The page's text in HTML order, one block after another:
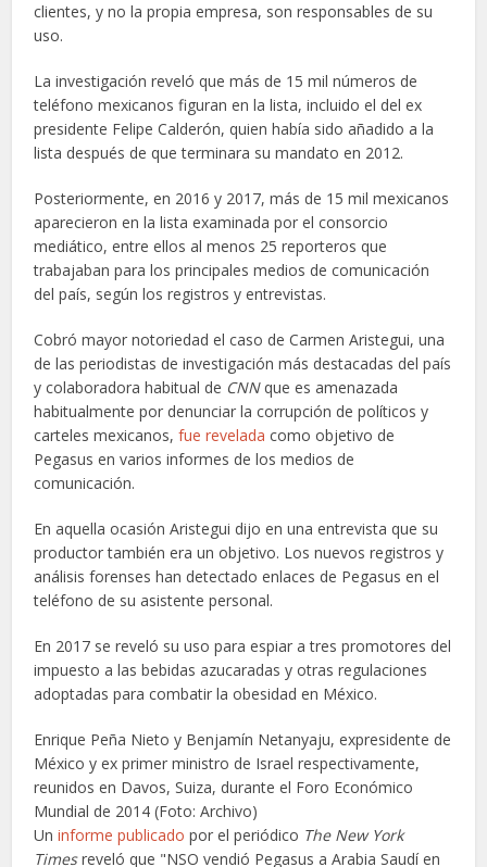
clientes, y no la propia empresa, son responsables de su
uso.
La investigación reveló que más de 15 mil números de
teléfono mexicanos figuran en la lista, incluido el del ex
presidente Felipe Calderón, quien había sido añadido a la
lista después de que terminara su mandato en 2012.
Posteriormente, en 2016 y 2017, más de 15 mil mexicanos
aparecieron en la lista examinada por el consorcio
mediático, entre ellos al menos 25 reporteros que
trabajaban para los principales medios de comunicación
del país, según los registros y entrevistas.
Cobró mayor notoriedad el caso de Carmen Aristegui, una
de las periodistas de investigación más destacadas del país
y colaboradora habitual de CNNque es amenazada
habitualmente por denunciar la corrupción de políticos y
carteles mexicanos,fue revelada como objetivo de
Pegasus en varios informes de los medios de
comunicación.
En aquella ocasión Aristegui dijo en una entrevista que su
productor también era un objetivo. Los nuevos registros y
análisis forenses han detectado enlaces de Pegasus en el
teléfono de su asistente personal.
En 2017 se reveló su uso para espiar a tres promotores del
impuesto a las bebidas azucaradas y otras regulaciones
adoptadas para combatir la obesidad en México.
Enrique Peña Nieto y Benjamín Netanyaju, expresidente de
México y ex primer ministro de Israel respectivamente,
reunidos en Davos, Suiza, durante el Foro Económico
Mundial de 2014(Foto: Archivo)
Uninforme publicado por el periódico The New York
Timesreveló que "NSO vendió Pegasus a Arabia Saudí en